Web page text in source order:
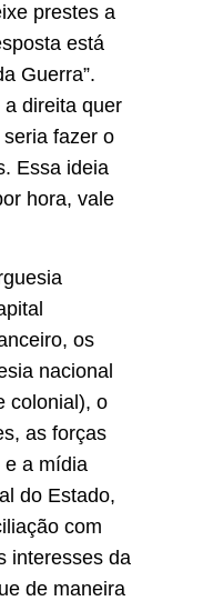
prestes a
está
Guerra”.
direita quer
fazer o
Essa ideia
hora, vale
os
nacional
colonial), o
as forças
e a mídia
do Estado,
com
interesses da
de maneira